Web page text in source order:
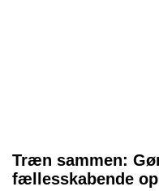
Træn sammen:
fællesskabende